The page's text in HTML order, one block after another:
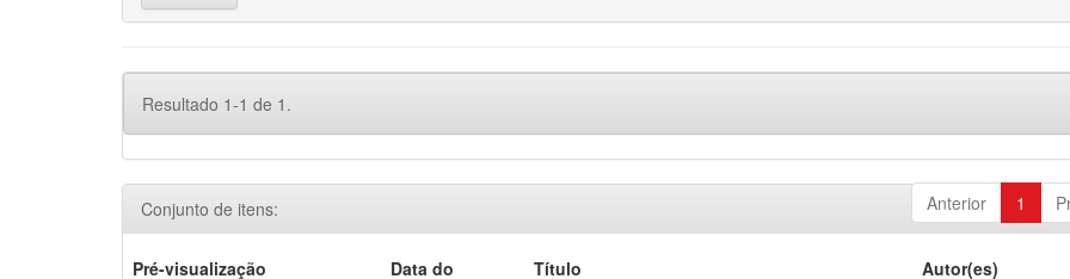
Resultado 1-1 de 1.
Anterior 1
Conjunto de itens:
Pré-visualização Data do Título Autor(es)